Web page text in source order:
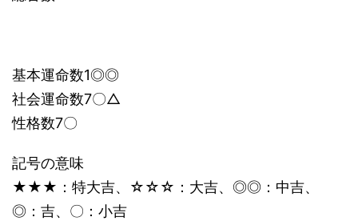
基本運命数1◎◎
社会運命数7〇△
性格数7〇
記号の意味
★★★：特大吉、☆☆☆：大吉、◎◎：中吉、
◎：吉、〇：小吉